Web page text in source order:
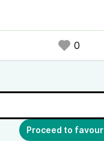
0
Proceed to